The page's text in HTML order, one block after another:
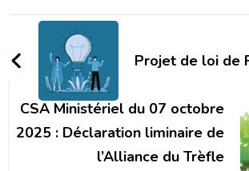
Navigation
d'article
Projet de loi de
CSA Ministériel du 07 octobre
2025 : Déclaration liminaire de
l’Alliance du Trèfle